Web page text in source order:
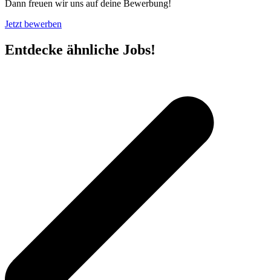
Dann freuen wir uns auf deine Bewerbung!
Jetzt bewerben
Entdecke ähnliche Jobs!